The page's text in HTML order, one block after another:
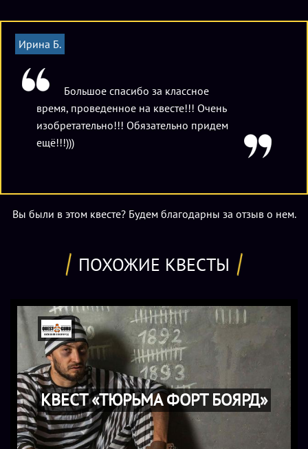
Ребятам предстоит обыскать «Жемчужину» в поисках
заветных предметов, заодно узнав немало интересных
подробностей из биографии Джека и детали устройства
корабля. Забронировать
моря» в Нижнем Новгороде вы можете при помощи
нашего ресурса или на сайте квест-проекта. Стоимость
участия в приключении для компании мальчишек и
девчонок в составе 2-4 человек равна 4000 рублей,
доплата за 5 и 6 игрока – по 500 рублей за каждого.
День рождения под ключ
В эту опцию входит:
- Любой квест Лоботомии - для команды из 6 человек,
длительность - 1 час;
- Комната для проведения торжества - 1 час.
Ирина Б.
Большое спасибо за классное
время, проведенное на квесте!!! Очень
изобретательно!!! Обязательно придем
ещё!!!)))
Вы были в этом квесте? Будем благодарны за отзыв о нем.
ПОХОЖИЕ КВЕСТЫ
КВЕСТ «ТЮРЬМА ФОРТ БОЯРД»